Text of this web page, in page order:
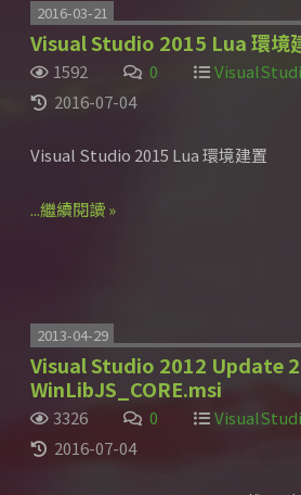
2016-03-21
Visual Studio 2015 Lua 環境
1592 0
2016-07-04
Visual Studio 2015 Lua 環境建置
...繼續閱讀 »
2013-04-29
Visual Studio 2012 Update 2
WinLibJS_CORE.msi
3326 0
2016-07-04